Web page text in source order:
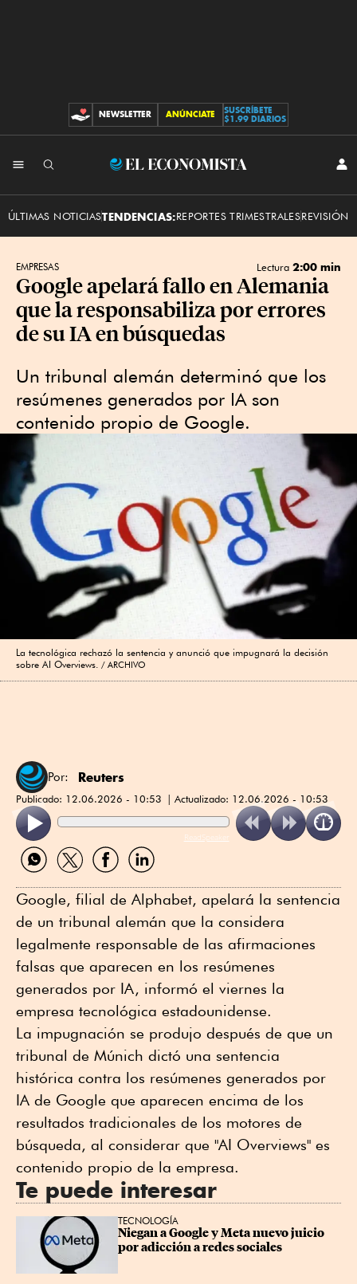
CONTRIBUCIONES
NEWSLETTER ANÚNCIATE
SUSCRÍBETE
$1.99 DIARIOS
El
ÚLTIMAS NOTICIASTENDENCIAS:REPORTES TRIMESTRALESREVISIÓN
EMPRESAS Lectura 2:00 min
Google apelará fallo en Alemania
que la responsabiliza por errores
de su IA en búsquedas
Un tribunal alemán determinó que los
resúmenes generados por IA son
contenido propio de Google.
La tecnológica rechazó la sentencia y anunció que impugnará la decisión
sobre AI Overviews.
ARCHIVO
Por: Reuters
Publicado: 12.06.2026 - 10:53 Actualizado: 12.06.2026 - 10:53
ReadSpeaker
Compartir
por
Compartir
por
Compartir
por
Compartir
por
Google, filial de Alphabet, apelará la sentencia
de un tribunal alemán que la considera
legalmente responsable de las afirmaciones
falsas que aparecen en los resúmenes
generados por IA, informó el viernes la
empresa tecnológica estadounidense.
La impugnación se produjo después de que un
tribunal de Múnich dictó una sentencia
histórica contra los resúmenes generados por
IA de Google que aparecen encima de los
resultados tradicionales de los motores de
búsqueda, al considerar que "AI Overviews" es
contenido propio de la empresa.
Te puede interesar
TECNOLOGÍA
Niegan a Google y Meta nuevo juicio
por adicción a redes sociales